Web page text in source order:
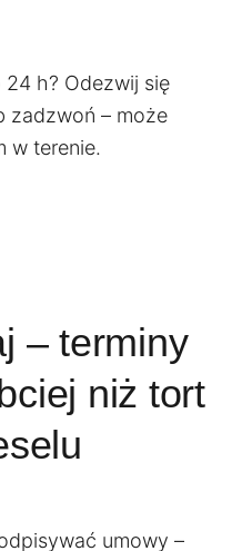
h? Odezwij się
zadzwoń – może
w terenie.
– terminy
niż tort
umowy –